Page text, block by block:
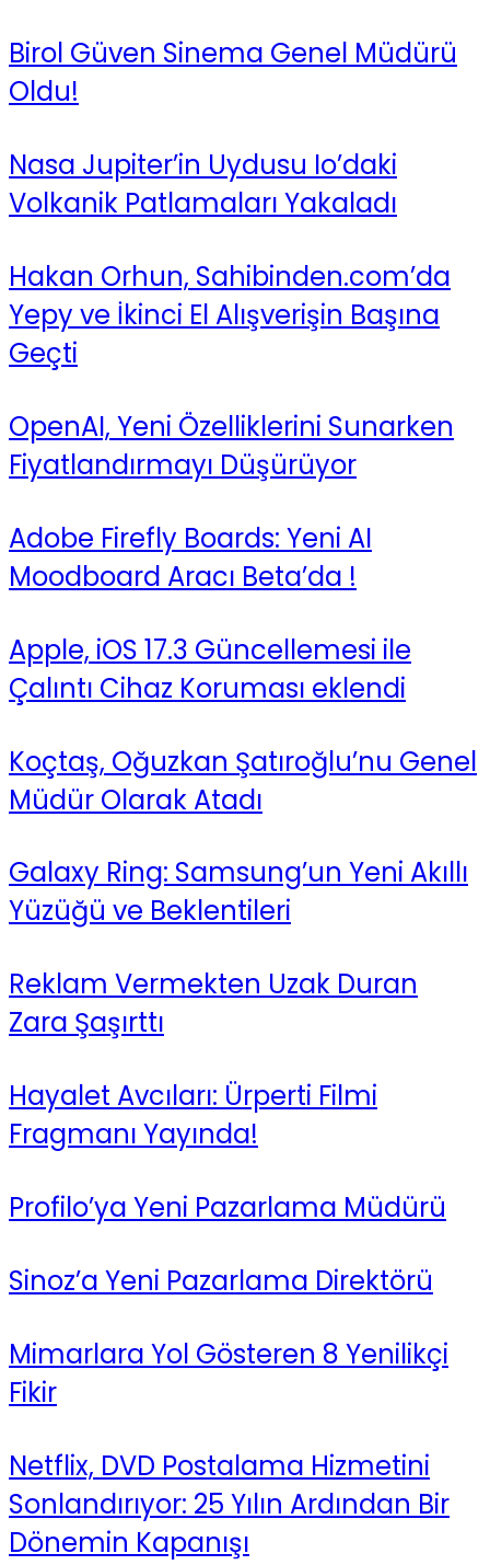
Birol Güven Sinema Genel Müdürü
Oldu!
Nasa Jupiter’in Uydusu Io’daki
Volkanik Patlamaları Yakaladı
Hakan Orhun, Sahibinden.com’da
Yepy ve İkinci El Alışverişin Başına
Geçti
OpenAI, Yeni Özelliklerini Sunarken
Fiyatlandırmayı Düşürüyor
Adobe Firefly Boards: Yeni AI
Moodboard Aracı Beta’da !
Apple, iOS 17.3 Güncellemesi ile
Çalıntı Cihaz Koruması eklendi
Koçtaş, Oğuzkan Şatıroğlu’nu Genel
Müdür Olarak Atadı
Galaxy Ring: Samsung’un Yeni Akıllı
Yüzüğü ve Beklentileri
Reklam Vermekten Uzak Duran
Zara Şaşırttı
Hayalet Avcıları: Ürperti Filmi
Fragmanı Yayında!
Profilo’ya Yeni Pazarlama Müdürü
Sinoz’a Yeni Pazarlama Direktörü
Mimarlara Yol Gösteren 8 Yenilikçi
Fikir
Netflix, DVD Postalama Hizmetini
Sonlandırıyor: 25 Yılın Ardından Bir
Dönemin Kapanışı